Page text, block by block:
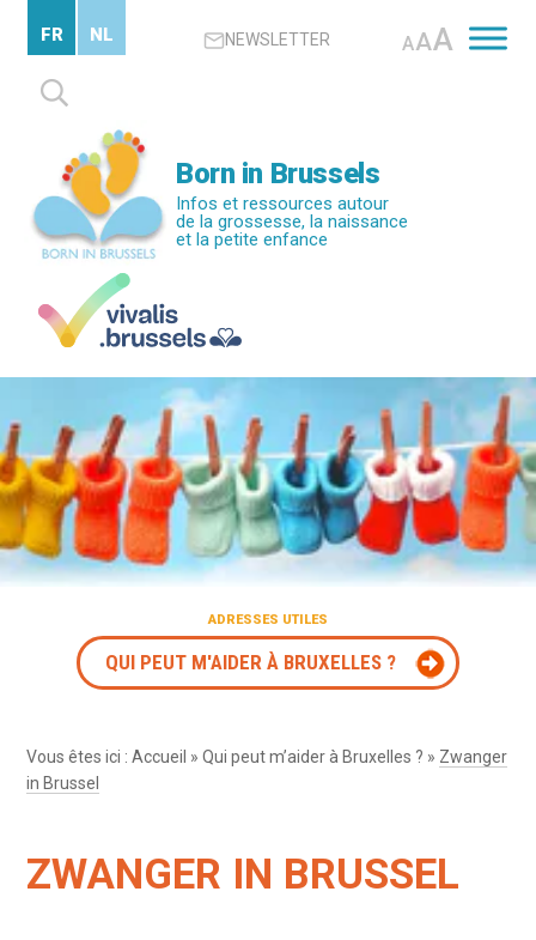
contenu
principal
NEWSLETTER AAA
Rechercher :
FR NL
Born in Brussels
Infos et ressources autour
de la grossesse, la naissance
et la petite enfance
ADRESSES UTILES
QUI PEUT M'AIDER À BRUXELLES ?
Vous êtes ici :Accueil »Qui peut m’aider à Bruxelles ? » Zwanger
in Brussel
ZWANGER IN BRUSSEL